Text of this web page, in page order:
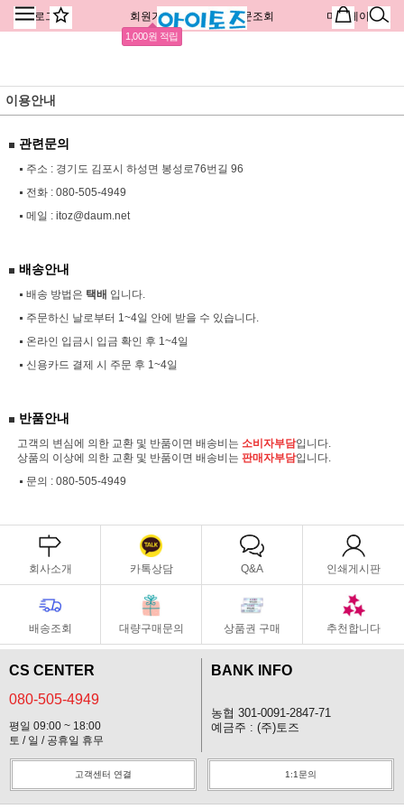
로그인 회원가입
1,000원 적립
주문조회 마이페이지
이용안내
관련문의
주소 : 경기도 김포시 하성면 봉성로76번길 96
전화 : 080-505-4949
메일 : itoz@daum.net
배송안내
배송 방법은 택배 입니다.
주문하신 날로부터 1~4일 안에 받을 수 있습니다.
온라인 입금시 입금 확인 후 1~4일
신용카드 결제 시 주문 후 1~4일
반품안내
고객의 변심에 의한 교환 및 반품이면 배송비는 소비자부담입니다.
상품의 이상에 의한 교환 및 반품이면 배송비는 판매자부담입니다.
문의 : 080-505-4949
회사소개 카톡상담 Q&A 인쇄게시판
배송조회 대량구매문의 상품권 구매 추천합니다
CS CENTER
080-505-4949
평일 09:00 ~ 18:00
토 / 일 / 공휴일 휴무
BANK INFO
농협 301-0091-2847-71
예금주 : (주)토즈
고객센터 연결 1:1문의